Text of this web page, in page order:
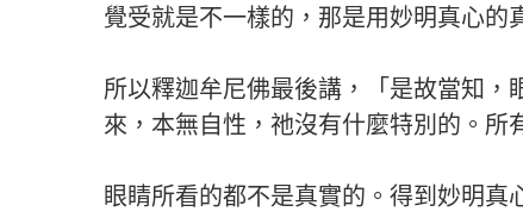
覺受就是不一樣的，那是用妙明真心的
所以釋迦牟尼佛最後講，「是故當知
來，本無自性，祂沒有什麼特別的。所
眼睛所看的都不是真實的。得到妙明